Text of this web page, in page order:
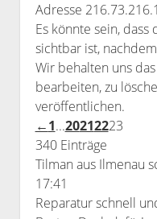
Adresse
Es könnte sein,
sichtbar ist,
Wir behalten uns
bearbeiten, zu
veröffentlichen.
Guestbook
list
navigation
←1...20212223
340 Einträge
Tilman aus Ilmenau
17:41
Reparatur schnell